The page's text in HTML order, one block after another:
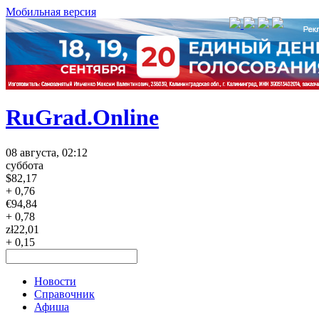
Мобильная версия
RuGrad.Online
08 августа, 02:12
суббота
$82,17
+ 0,76
€94,84
+ 0,78
zł22,01
+ 0,15
Новости
Справочник
Афиша